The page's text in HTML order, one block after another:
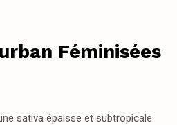
Féminisées
sativa épaisse et subtropicale